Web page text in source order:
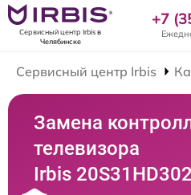
Сервисный центр Irbisв
Челябинске
+7
Сервисный центр Irbis
Замена
телевизора
Irbis